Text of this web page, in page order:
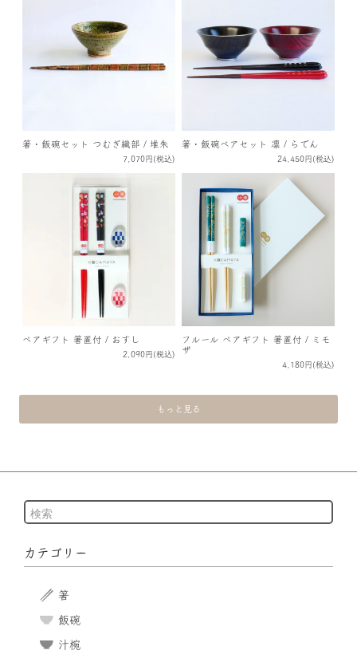
箸・飯碗セット つむぎ織部 / 堆朱
7,070円(税込)
箸・飯碗ペアセット 凛 / らでん
24,450円(税込)
ペアギフト 箸置付 / おすし
2,090円(税込)
フルール ペアギフト 箸置付 / ミモ
ザ
4,180円(税込)
もっと見る
カテゴリー
箸
飯碗
汁椀